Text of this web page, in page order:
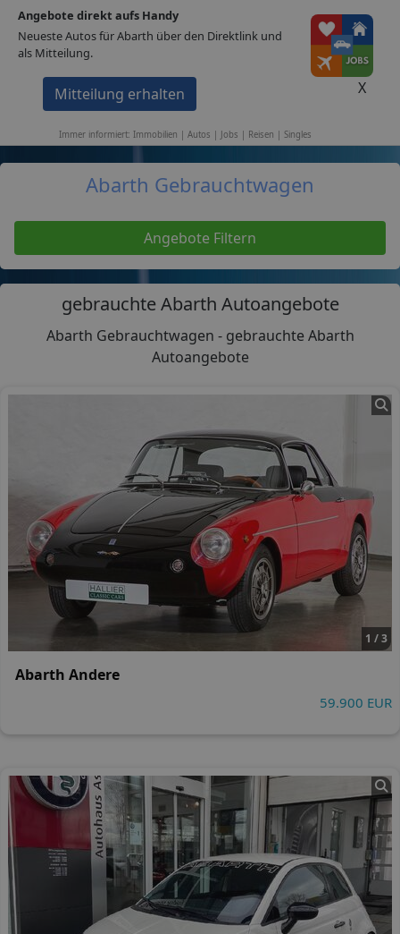
1A-Portale
Home Autos
Abarth Gebrauchtwagen
Angebote Filtern
gebrauchte Abarth Autoangebote
Abarth Gebrauchtwagen - gebrauchte Abarth
Autoangebote
1 / 3
Abarth Andere
59.900 EUR
Angebote direkt aufs Handy
Neueste Autos für Abarth über den Direktlink und
als Mitteilung.
Mitteilung erhalten X
Immer informiert: Immobilien | Autos | Jobs | Reisen | Singles